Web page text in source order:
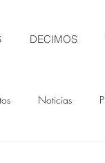
DECIMOS
Noticias